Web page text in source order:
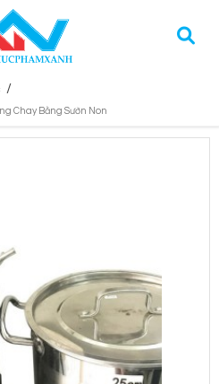
/
Chay Bằng Sườn Non